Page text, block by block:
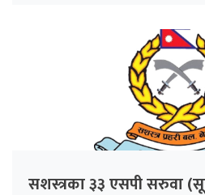
सशस्त्रका ३३ एसपी सरुवा